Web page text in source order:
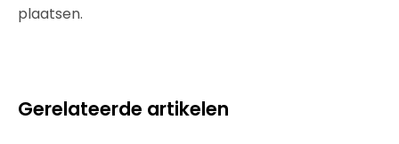
plaatsen.
Gerelateerde artikelen